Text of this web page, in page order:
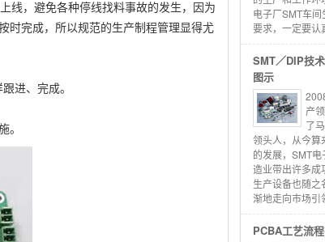
线，避免各种停线找料事故的发生，因为
时完成，所以规范的生产制程管理显得尤
进、完成。
电子厂SMT车
要求，一定要认
SMT／DIP技
图示
产
了
领头人，从今算
的发展，SMT
造业带出许多成
生产设备也随之
渐地走向市场引
PCBA工艺流